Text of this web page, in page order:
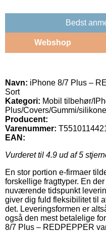
Bedst
Webshop
Navn: iPhone 8/7 Plus –
Sort
Kategori: Mobil tilbehør/
Plus/Covers/Gummi/
Producent:
Varenummer:
EAN:
Vurderet til 4.9 ud af 5
En stor portion e-firmaer
forskellige fragttyper. En
nuværende tidspunkt
giver dig fuld fleksibilitet til
det. Leveringsformen er
også den mest betalelige
8/7 Plus – REDPEPPER